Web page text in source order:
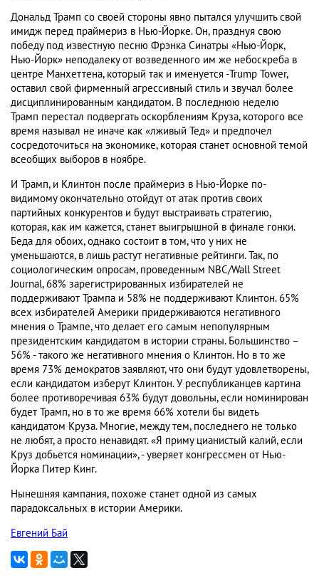
Дональд Трамп со своей стороны явно пытался улучшить свой
имидж перед праймериз в Нью-Йорке. Он, празднуя свою
победу под известную песню Фрэнка Синатры «Нью-Йорк,
Нью-Йорк» неподалеку от возведенного им же небоскреба в
центре Манхеттена, который так и именуется -Trump Tower,
оставил свой фирменный агрессивный стиль и звучал более
дисциплинированным кандидатом. В последнюю неделю
Трамп перестал подвергать оскорблениям Круза, которого все
время называл не иначе как «лживый Тед» и предпочел
сосредоточиться на экономике, которая станет основной темой
всеобщих выборов в ноябре.
И Трамп, и Клинтон после праймериз в Нью-Йорке по-
видимому окончательно отойдут от атак против своих
партийных конкурентов и будут выстраивать стратегию,
которая, как им кажется, станет выигрышной в финале гонки.
Беда для обоих, однако состоит в том, что у них не
уменьшаются, в лишь растут негативные рейтинги. Так, по
социологическим опросам, проведенным NBC/Wall Street
Journal, 68% зарегистрированных избирателей не
поддерживают Трампа и 58% не поддерживают Клинтон. 65%
всех избирателей Америки придерживаются негативного
мнения о Трампе, что делает его самым непопулярным
президентским кандидатом в истории страны. Большинство –
56% - такого же негативного мнения о Клинтон. Но в то же
время 73% демократов заявляют, что они будут удовлетворены,
если кандидатом изберут Клинтон. У республиканцев картина
более противоречивая 63% будут довольны, если номинирован
будет Трамп, но в то же время 66% хотели бы видеть
кандидатом Круза. Многие, между тем, последнего не только
не любят, а просто ненавидят. «Я приму цианистый калий, если
Круз добьется номинации», - уверяет конгрессмен от Нью-
Йорка Питер Кинг.
Нынешняя кампания, похоже станет одной из самых
парадоксальных в истории Америки.
Евгений Бай